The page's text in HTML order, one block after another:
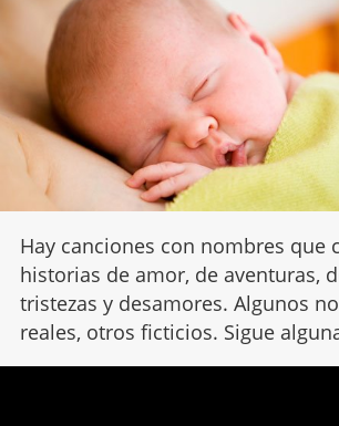
Hay canciones con nombres que
historias de amor, de aventuras,
tristezas y desamores. Algunos
reales, otros ficticios. Sigue